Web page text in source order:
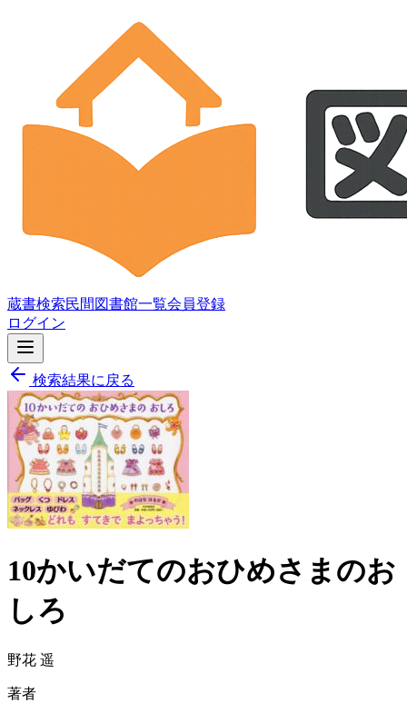
蔵書検索民間図書館一覧会員登録
ログイン
検索結果に戻る
10かいだてのおひめさまのお
しろ
野花 遥
著者